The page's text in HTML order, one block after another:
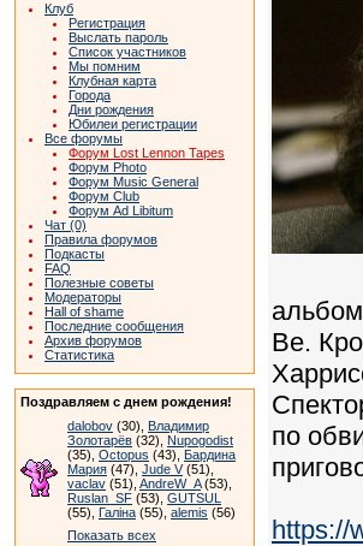
Клуб
Регистрация
Выслать пароль
Список участников
Мы помним
Клубная карта
Города
Дни рождения
Юбилеи регистрации
Все форумы
Форум Lost Lennon Tapes
Форум Photo
Форум Music General
Форум Club
Форум Ad Libitum
Чат (0)
Правила форумов
Подкасты
FAQ
Полезные советы
Модераторы
Hall of shame
Последние сообщения
Архив форумов
Статистика
Поздравляем с днем рождения!
dalobov (30), Владимир
Золотарёв (32), Nupogodist
(35), Octopus (43), Бардина
Мария (47), Jude V(51),
vaclav (51), AndreW_A(53),
Ruslan_SF (53), GUTSUL
(55), Галіна (55), alemis (56)
Показать всех
Be.
по
https://